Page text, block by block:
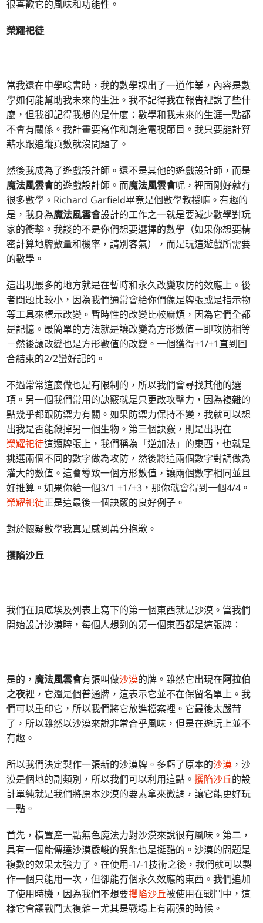
很喜歡它的風味和功能性。
榮耀祀徒
當我還在中學唸書時，我的數學課出了一道作業，內容是數
學如何能幫助我未來的生涯。我不記得我在報告裡說了些什
麼，但我卻記得我想的是什麼：數學和我未來的生涯一點都
不會有關係。我計畫要寫作和創造電視節目。我只要能計算
薪水跟追蹤頁數就沒問題了。
然後我成為了遊戲設計師。還不是其他的遊戲設計師，而是
魔法風雲會的遊戲設計師。而魔法風雲會呢，裡面剛好就有
很多數學。Richard Garfield畢竟是個數學教授嘛。有趣的
是，我身為魔法風雲會設計的工作之一就是要減少數學對玩
家的衝擊。我談的不是你們想要選擇的數學（如果你想要精
密計算地牌數量和機率，請別客氣），而是玩這遊戲所需要
的數學。
這出現最多的地方就是在暫時和永久改變攻防的效應上。後
者問題比較小，因為我們通常會給你們像是牌張或是指示物
等工具來標示改變。暫時性的改變比較麻煩，因為它們全都
是記憶。最簡單的方法就是讓改變為方形數值－即攻防相等
－然後讓改變也是方形數值的改變。一個獲得+1/+1直到回
合結束的2/2蠻好記的。
不過常常這麼做也是有限制的，所以我們會尋找其他的選
項。另一個我們常用的訣竅就是只更改攻擊力，因為複雜的
點幾乎都跟防禦力有關。如果防禦力保持不變，我就可以想
出我是否能殺掉另一個生物。第三個訣竅，則是出現在
榮耀祀徒這類牌張上，我們稱為「逆加法」的東西，也就是
挑選兩個不同的數字做為攻防，然後將這兩個數字對調做為
灌大的數值。這會導致一個方形數值，讓兩個數字相同並且
好推算。如果你給一個3/1 +1/+3，那你就會得到一個4/4。
榮耀祀徒正是這最後一個訣竅的良好例子。
對於懷疑數學我真是感到萬分抱歉。
攫陷沙丘
我們在頂底埃及列表上寫下的第一個東西就是沙漠。當我們
開始設計沙漠時，每個人想到的第一個東西都是這張牌：
是的， 魔法風雲會有張叫做沙漠的牌。雖然它出現在阿拉伯
之夜裡，它還是個普通牌，這表示它並不在保留名單上。我
們可以重印它，所以我們將它放進檔案裡。它最後太嚴苛
了，所以雖然以沙漠來說非常合乎風味，但是在遊玩上並不
有趣。
所以我們決定製作一張新的沙漠牌。多虧了原本的沙漠 ，沙
漠是個地的副類別，所以我們可以利用這點。攫陷沙丘的設
計單純就是我們將原本沙漠的要素拿來微調，讓它能更好玩
一點。
首先，橫置產一點無色魔法力對沙漠來說很有風味。第二，
具有一個能傳達沙漠嚴峻的異能也是挺酷的。沙漠的問題是
複數的效果太強力了。在使用-1/-1技術之後，我們就可以製
作一個只能用一次，但卻能有個永久效應的東西。我們追加
了使用時機，因為我們不想要攫陷沙丘被使用在戰鬥中，這
樣它會讓戰鬥太複雜－尤其是戰場上有兩張的時候。